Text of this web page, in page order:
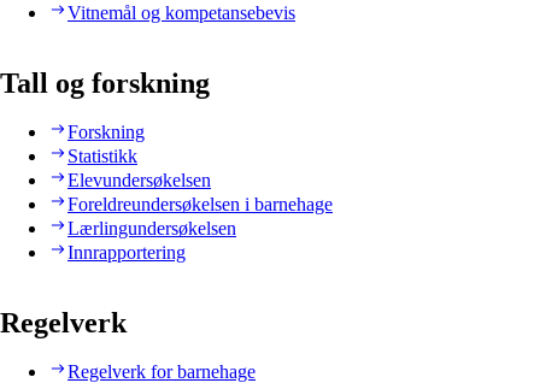
Vitnemål og kompetansebevis
Tall og forskning
Forskning
Statistikk
Elevundersøkelsen
Foreldreundersøkelsen i barnehage
Lærlingundersøkelsen
Innrapportering
Regelverk
Regelverk for barnehage